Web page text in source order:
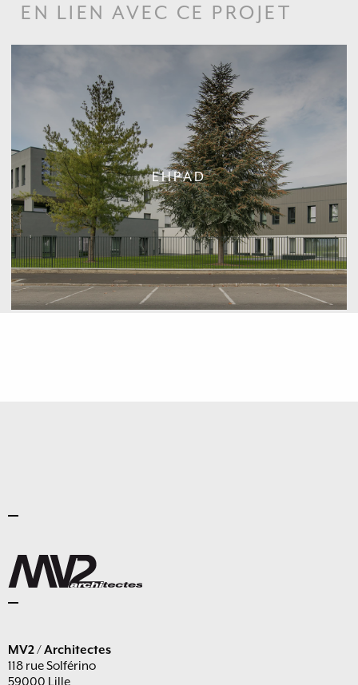
EN LIEN AVEC CE PROJET
EHPAD
MV2 / Architectes
118 rue Solférino
59000 Lille